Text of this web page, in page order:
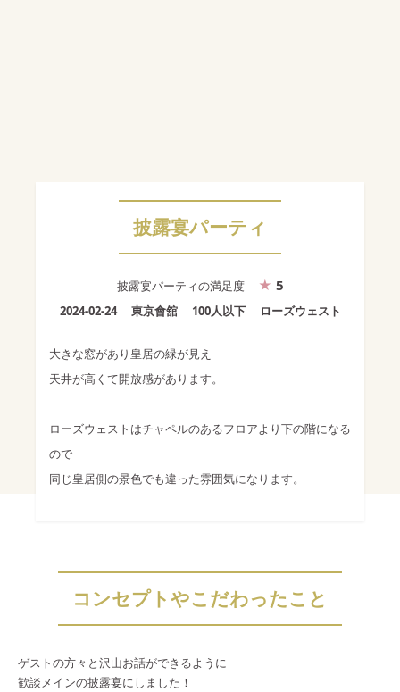
披露宴パーティ
披露宴パーティの満足度 5
2024-02-24 東京會舘 100人以下 ローズウェスト
大きな窓があり皇居の緑が見え
天井が高くて開放感があります。
ローズウェストはチャペルのあるフロアより下の階になる
ので
同じ皇居側の景色でも違った雰囲気になります。
コンセプトやこだわったこと
ゲストの方々と沢山お話ができるように
歓談メインの披露宴にしました！